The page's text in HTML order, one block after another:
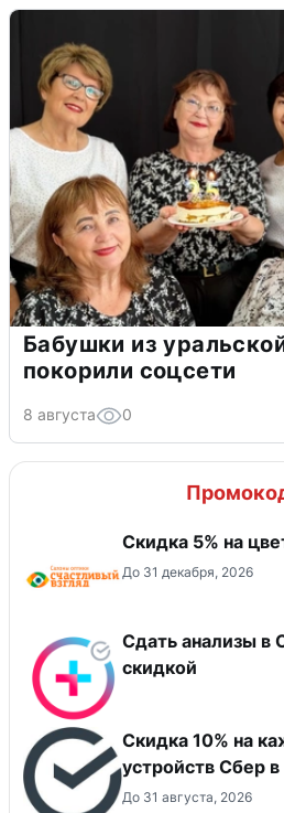
Бабушки из
покорили соцсети
8 августа 0
Скидка 5% на
До 31 декабря, 2026
Сдать анализы в
скидкой
Скидка 10% на
устройств Сбер
До 31 августа, 2026